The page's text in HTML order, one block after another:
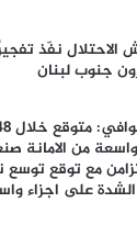
الاحتلال نفّذ
جنوب لبنان
بالتزامن مع
على اجزاء